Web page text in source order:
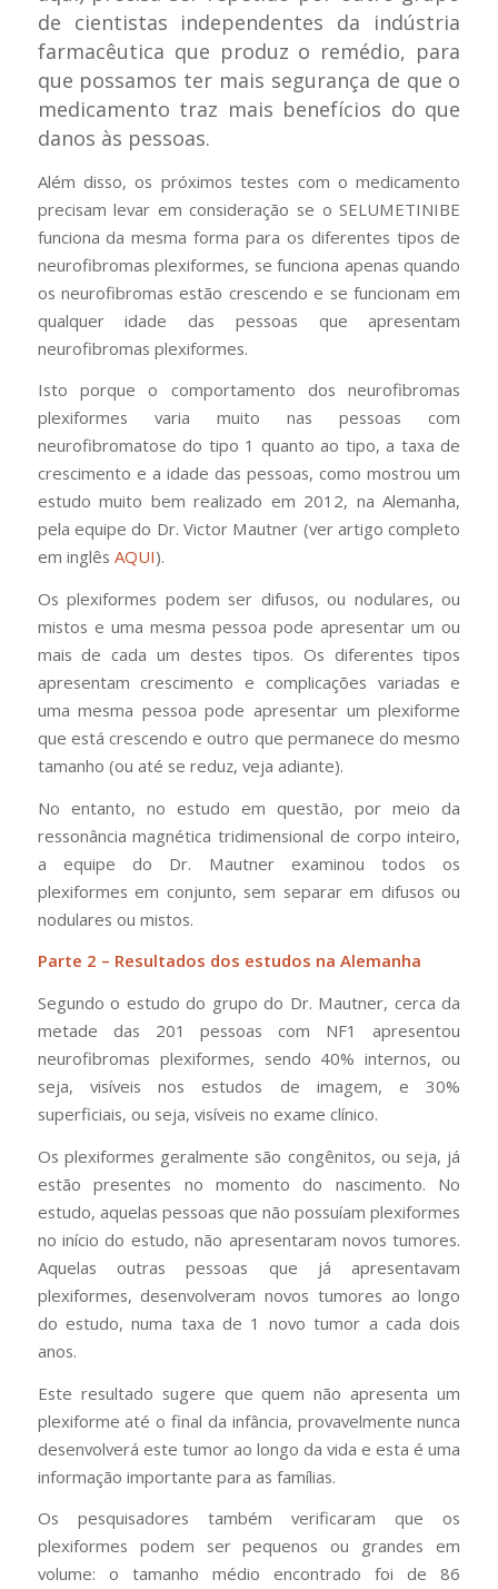
de cientistas independentes da indústria
farmacêutica que produz o remédio, para
que possamos ter mais segurança de que o
medicamento traz mais benefícios do que
danos às pessoas.
Além disso, os próximos testes com o medicamento
precisam levar em consideração se o SELUMETINIBE
funciona da mesma forma para os diferentes tipos de
neurofibromas plexiformes, se funciona apenas quando
os neurofibromas estão crescendo e se funcionam em
qualquer idade das pessoas que apresentam
neurofibromas plexiformes.
Isto porque o comportamento dos neurofibromas
plexiformes varia muito nas pessoas com
neurofibromatose do tipo 1 quanto ao tipo, a taxa de
crescimento e a idade das pessoas, como mostrou um
estudo muito bem realizado em 2012, na Alemanha,
pela equipe do Dr. Victor Mautner (ver artigo completo
em inglês AQUI).
Os plexiformes podem ser difusos, ou nodulares, ou
mistos e uma mesma pessoa pode apresentar um ou
mais de cada um destes tipos. Os diferentes tipos
apresentam crescimento e complicações variadas e
uma mesma pessoa pode apresentar um plexiforme
que está crescendo e outro que permanece do mesmo
tamanho (ou até se reduz, veja adiante).
No entanto, no estudo em questão, por meio da
ressonância magnética tridimensional de corpo inteiro,
a equipe do Dr. Mautner examinou todos os
plexiformes em conjunto, sem separar em difusos ou
nodulares ou mistos.
Parte 2 – Resultados dos estudos na Alemanha
Segundo o estudo do grupo do Dr. Mautner, cerca da
metade das 201 pessoas com NF1 apresentou
neurofibromas plexiformes, sendo 40% internos, ou
seja, visíveis nos estudos de imagem, e 30%
superficiais, ou seja, visíveis no exame clínico.
Os plexiformes geralmente são congênitos, ou seja, já
estão presentes no momento do nascimento. No
estudo, aquelas pessoas que não possuíam plexiformes
no início do estudo, não apresentaram novos tumores.
Aquelas outras pessoas que já apresentavam
plexiformes, desenvolveram novos tumores ao longo
do estudo, numa taxa de 1 novo tumor a cada dois
anos.
Este resultado sugere que quem não apresenta um
plexiforme até o final da infância, provavelmente nunca
desenvolverá este tumor ao longo da vida e esta é uma
informação importante para as famílias.
Os pesquisadores também verificaram que os
plexiformes podem ser pequenos ou grandes em
volume: o tamanho médio encontrado foi de 86